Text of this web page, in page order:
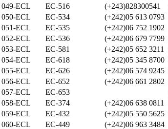
049-ECL EC-516 (+243)828300541
050-ECL EC-534 (+242)05 613 0793
051-ECL EC-535 (+242)06 752 1902
052-ECL EC-536 (+242)06 679 7799
053-ECL EC-581 (+242)05 652 3211
054-ECL EC-618 (+242)05 345 8700
055-ECL EC-626 (+242)06 574 9245
056-ECL EC-652 (+242)06 661 2802
057-ECL EC-653
058-ECL EC-374 (+242)06 638 0811
059-ECL EC-432 (+242)05 550 5625
060-ECL EC-449 (+242)06 963 3484